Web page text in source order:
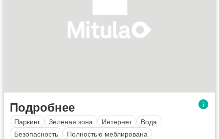
Подробнее
Паркинг Зеленая зона Интернет
Вода
Безопасность
Полностью меблирована